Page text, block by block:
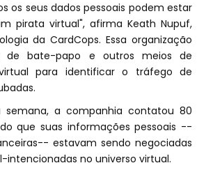
os seus dados pessoais podem estar
pirata virtual", afirma Keath Nupuf,
da CardCops. Essa organização
de bate-papo e outros meios de
para identificar o tráfego de
semana, a companhia contatou 80
que suas informações pessoais --
estavam sendo negociadas
intencionadas no universo virtual.